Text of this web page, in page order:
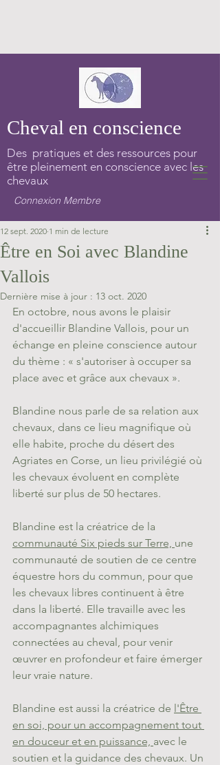
Cheval en conscience
Des pratiques et des ressources pour
être pleinement en conscience avec les
chevaux
Connexion Membre
Être en Soi avec Blandine
Vallois
12 sept. 2020 1 min de lecture
Dernière mise à jour : 13 oct. 2020
En octobre, nous avons le plaisir
d'accueillir Blandine Vallois, pour un
échange en pleine conscience autour
du thème : « s'autoriser à occuper sa
place avec et grâce aux chevaux ».
Blandine nous parle de sa relation aux
chevaux, dans ce lieu magnifique où
elle habite, proche du désert des
Agriates en Corse, un lieu privilégié où
les chevaux évoluent en complète
liberté sur plus de 50 hectares.
Blandine est la créatrice de la
communauté Six pieds sur Terre, une
communauté de soutien de ce centre
équestre hors du commun, pour que
les chevaux libres continuent à être
dans la liberté. Elle travaille avec les
accompagnantes alchimiques
connectées au cheval, pour venir
œuvrer en profondeur et faire émerger
leur vraie nature.
Blandine est aussi la créatrice de l'Être
en soi, pour un accompagnement tout
en douceur et en puissance, avec le
soutien et la guidance des chevaux. Un